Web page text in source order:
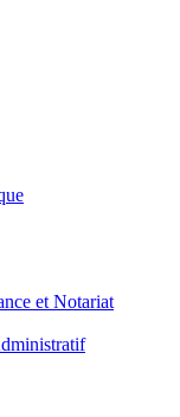
et Notariat